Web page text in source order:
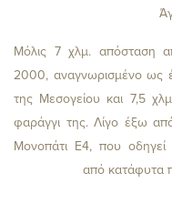
Μόλις 7 χλμ. απόσταση
2000, αναγνωρισμένο ως
της Μεσογείου και 7,5
φαράγγι της. Λίγο έξω
Μονοπάτι Ε4, που οδηγεί
από κατάφυτα